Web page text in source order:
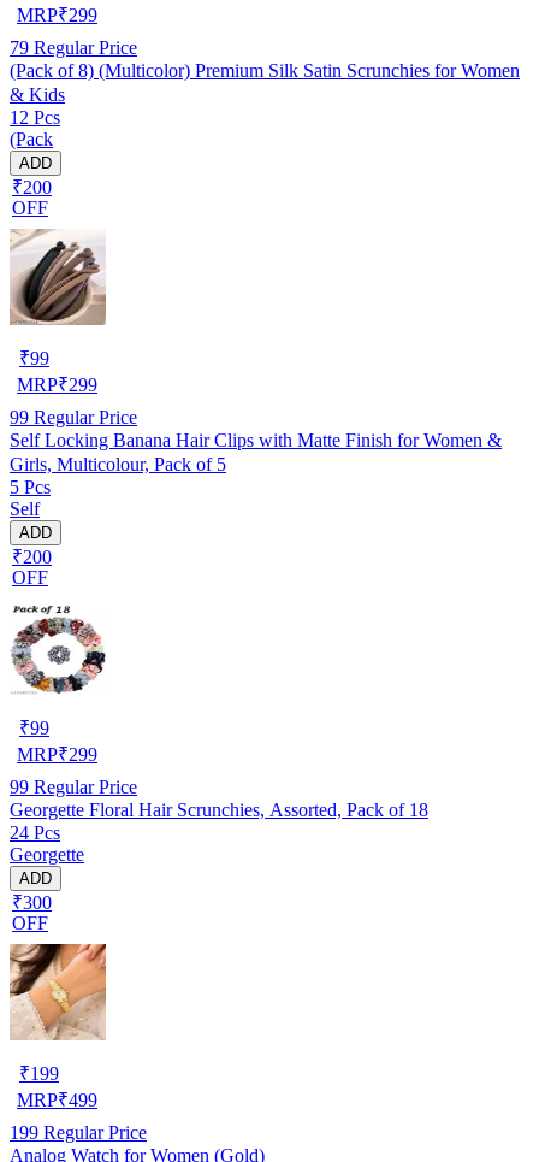
MRP₹299
79 Regular Price
(Pack of 8) (Multicolor) Premium Silk Satin Scrunchies for Women
& Kids
12 Pcs
(Pack
ADD
₹200
OFF
₹99
MRP₹299
99 Regular Price
Self Locking Banana Hair Clips with Matte Finish for Women &
Girls, Multicolour, Pack of 5
5 Pcs
Self
ADD
₹200
OFF
₹99
MRP₹299
99 Regular Price
Georgette Floral Hair Scrunchies, Assorted, Pack of 18
24 Pcs
Georgette
ADD
₹300
OFF
₹199
MRP₹499
199 Regular Price
Analog Watch for Women (Gold)